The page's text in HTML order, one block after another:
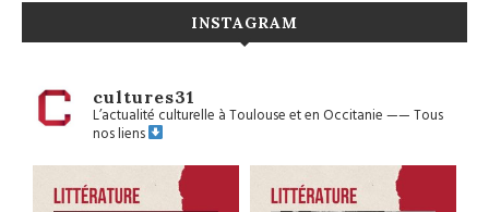
INSTAGRAM
cultures31
L’actualité culturelle à Toulouse et en Occitanie——Tous
nos liens